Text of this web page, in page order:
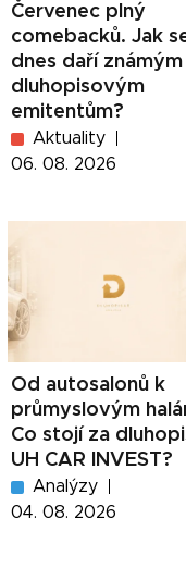
Červenec plný
comebacků. Jak
dnes daří známým
dluhopisovým
emitentům?
Aktuality
06. 08. 2026
Od autosalonů k
průmyslovým
Co stojí za
UH CAR INVEST?
Analýzy
04. 08. 2026